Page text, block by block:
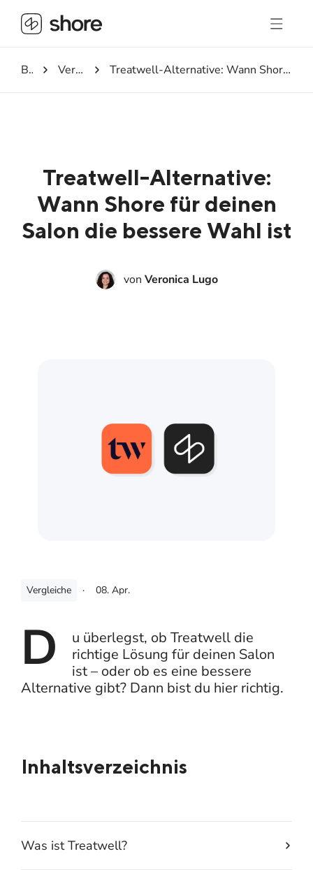
Blog Vergleiche Treatwell-Alternative: Wann Shore für deinen Salon die bessere Wahl ist
Treatwell-Alternative:
Wann Shore für deinen
Salon die bessere Wahl ist
von Veronica Lugo
Vergleiche · 08. Apr.
D
u überlegst, ob Treatwell die
richtige Lösung für deinen Salon
ist – oder ob es eine bessere
Alternative gibt? Dann bist du hier richtig.
Inhaltsverzeichnis
Was ist Treatwell?